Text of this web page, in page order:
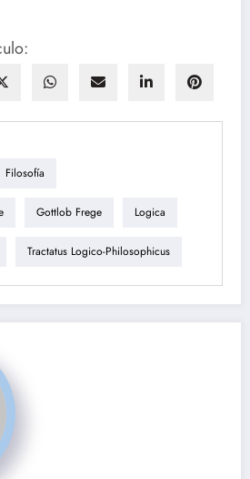
Filosofía
Gottlob Frege Logica
Tractatus Logico-Philosophicus